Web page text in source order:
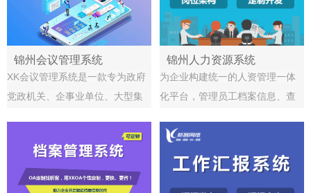
锦州会议管理系统
XK会议管理系统是一款专为政府
党政机关、企事业单位、大型集
现会议的智能签到、数据采集、
数据统计，帮助会议组织者极大
地降低工作压力，轻松进行会议
锦州人力资源系统
为企业构建统一的人资管理一体
化平台，管理员工档案信息、查
而实现人事工作一体化管理。